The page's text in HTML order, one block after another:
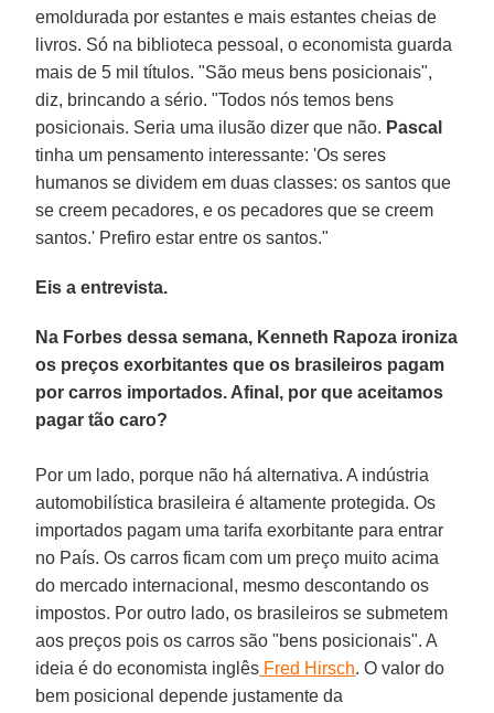
emoldurada por estantes e mais estantes cheias de
livros. Só na biblioteca pessoal, o economista guarda
mais de 5 mil títulos. "São meus bens posicionais",
diz, brincando a sério. "Todos nós temos bens
posicionais. Seria uma ilusão dizer que não. Pascal
tinha um pensamento interessante: 'Os seres
humanos se dividem em duas classes: os santos que
se creem pecadores, e os pecadores que se creem
santos.' Prefiro estar entre os santos."
Eis a entrevista.
Na Forbes dessa semana, Kenneth Rapoza ironiza
os preços exorbitantes que os brasileiros pagam
por carros importados. Afinal, por que aceitamos
pagar tão caro?
Por um lado, porque não há alternativa. A indústria
automobilística brasileira é altamente protegida. Os
importados pagam uma tarifa exorbitante para entrar
no País. Os carros ficam com um preço muito acima
do mercado internacional, mesmo descontando os
impostos. Por outro lado, os brasileiros se submetem
aos preços pois os carros são "bens posicionais". A
ideia é do economista inglês Fred Hirsch. O valor do
bem posicional depende justamente da